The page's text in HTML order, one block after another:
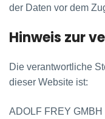
der Daten vor dem
Hinweis zur
Die verantwortliche
dieser Website ist:
ADOLF FREY GMBH